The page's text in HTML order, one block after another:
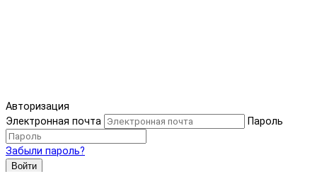
Авторизация
Электронная почта
Пароль
Забыли пароль?
Войти